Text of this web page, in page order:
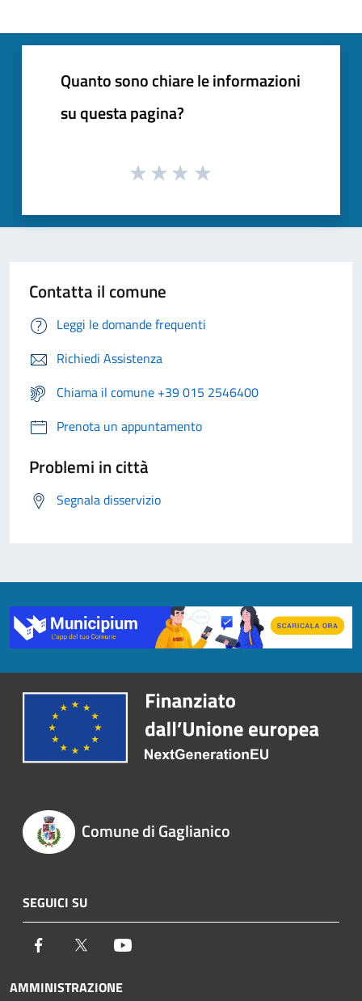
Quanto sono chiare le informazioni
su questa pagina?
Contatta il comune
Leggi le domande frequenti
Richiedi Assistenza
Chiama il comune +39 015 2546400
Prenota un appuntamento
Problemi in città
Segnala disservizio
Comune di Gaglianico
SEGUICI SU
Facebook Twitter
AMMINISTRAZIONE